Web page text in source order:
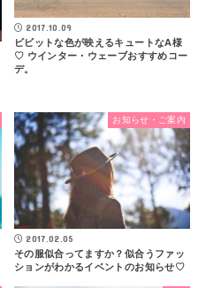
2017.10.09
ビビットな色が映えるキュートなA様
♡ ウインター・ウェーブおすすめコー
デ。
お知らせ・ご案内
2017.02.05
その服似合ってますか？似合うファッ
ションがわかるイベントのお知らせ♡